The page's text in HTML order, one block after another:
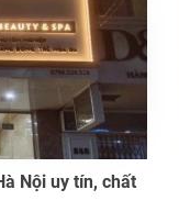
Nội uy tín, chất